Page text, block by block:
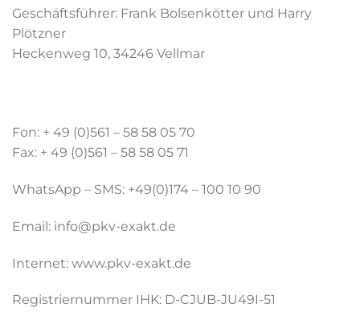
Geschäftsführer: Frank Bolsenkötter und Harry
Plötzner
Heckenweg 10, 34246 Vellmar
Fon: + 49 (0)561 – 58 58 05 70
Fax: + 49 (0)561 – 58 58 05 71
WhatsApp – SMS: +49(0)174 – 100 10 90
Email: info@pkv-exakt.de
Internet: www.pkv-exakt.de
Registriernummer IHK: D-CJUB-JU49I-51